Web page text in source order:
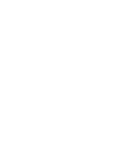
beantragen